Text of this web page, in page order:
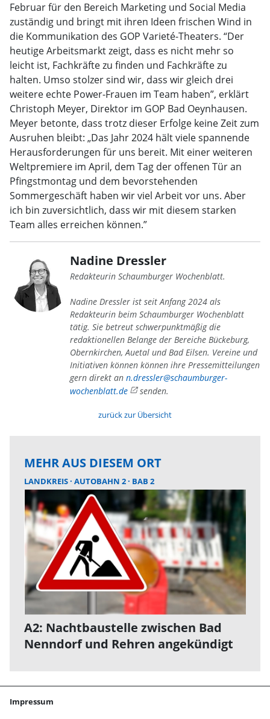
Februar für den Bereich Marketing und Social Media
zuständig und bringt mit ihren Ideen frischen Wind in
die Kommunikation des GOP Varieté-Theaters. “Der
heutige Arbeitsmarkt zeigt, dass es nicht mehr so
leicht ist, Fachkräfte zu finden und Fachkräfte zu
halten. Umso stolzer sind wir, dass wir gleich drei
weitere echte Power-Frauen im Team haben”, erklärt
Christoph Meyer, Direktor im GOP Bad Oeynhausen.
Meyer betonte, dass trotz dieser Erfolge keine Zeit zum
Ausruhen bleibt: „Das Jahr 2024 hält viele spannende
Herausforderungen für uns bereit. Mit einer weiteren
Weltpremiere im April, dem Tag der offenen Tür an
Pfingstmontag und dem bevorstehenden
Sommergeschäft haben wir viel Arbeit vor uns. Aber
ich bin zuversichtlich, dass wir mit diesem starken
Team alles erreichen können.”
Nadine Dressler
Redakteurin Schaumburger Wochenblatt.
Nadine Dressler ist seit Anfang 2024 als
Redakteurin beim Schaumburger Wochenblatt
tätig. Sie betreut schwerpunktmäßig die
redaktionellen Belange der Bereiche Bückeburg,
Obernkirchen, Auetal und Bad Eilsen. Vereine und
Initiativen können können ihre Pressemitteilungen
gern direkt an n.dressler@schaumburger-
wochenblatt.de
senden.
zurück zur Übersicht
MEHR AUS DIESEM ORT
LANDKREIS AUTOBAHN 2 BAB 2
A2: Nachtbaustelle zwischen Bad
Nenndorf und Rehren angekündigt
Impressum